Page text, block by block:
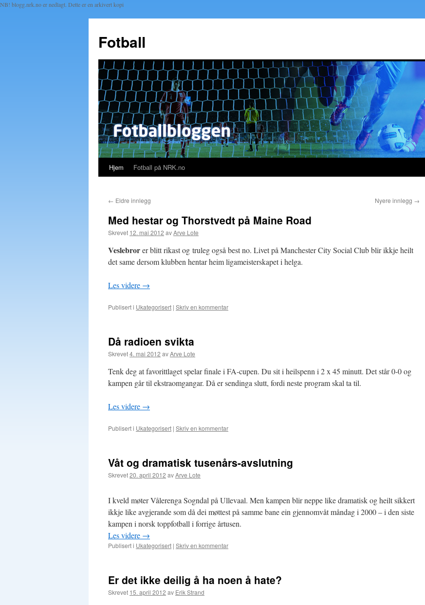
NB! blogg.nrk.no er nedlagt. Dette er en arkivert kopi
Fotball
Hopp
innhold
Hjem Fotball på NRK.no
← Eldre innlegg Nyere innlegg →
Med hestar og Thorstvedt på Maine Road
Skrevet 12. mai 2012 avArve Lote
Veslebrorer blitt rikast og truleg også best no. Livet på Manchester City Social Club blir ikkje heilt
det same dersom klubben hentar heim ligameisterskapet i helga.
Les videre →
Publisert i Ukategorisert | Skriv en kommentar
Då radioen svikta
Skrevet4. mai 2012 avArve Lote
Tenk deg at favorittlaget spelar finale i FA-cupen. Du sit i heilspenn i 2 x 45 minutt. Det står 0-0 og
kampen går til ekstraomgangar. Då er sendinga slutt, fordi neste program skal ta til.
Les videre →
Publisert i Ukategorisert | Skriv en kommentar
Våt og dramatisk tusenårs-avslutning
Skrevet20. april 2012 avArve Lote
I kveld møter Vålerenga Sogndal på Ullevaal. Men kampen blir neppe like dramatisk og heilt sikkert
ikkje like avgjerande som då dei møttest på samme bane ein gjennomvåt måndag i 2000 – i den siste
kampen i norsk toppfotball i forrige årtusen.
Les videre →
Publisert i Ukategorisert | Skriv en kommentar
Er det ikke deilig å ha noen å hate?
Skrevet 15. april 2012 av Erik Strand